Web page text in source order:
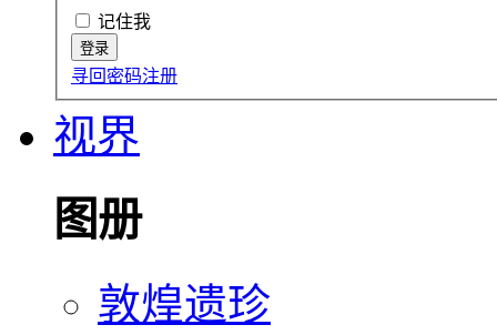
记住我
寻回密码注册
视界
图册
敦煌遗珍